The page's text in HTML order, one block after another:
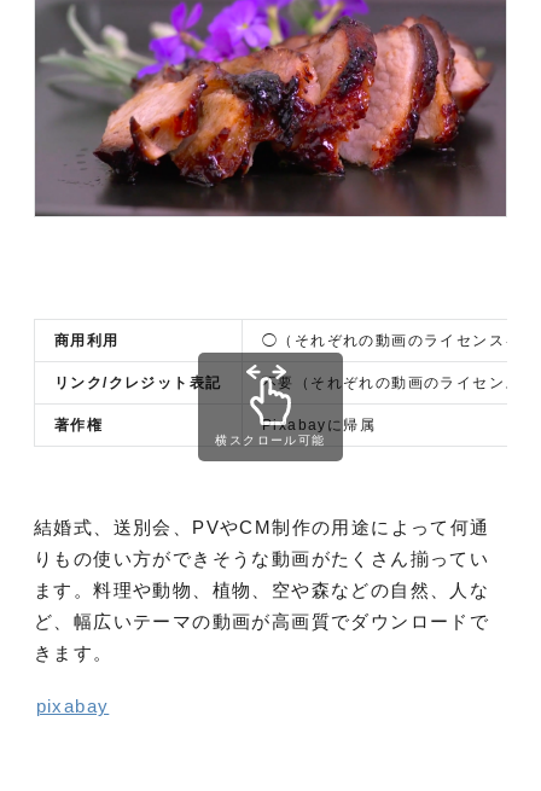
商用利用 ◯（それぞれの動画のライセンスを確
リンク/クレジット表記 不要（それぞれの動画のライセンスを
著作権 Pixabayに帰属
横スクロール可能
結婚式、送別会、PVやCM制作の用途によって何通
りもの使い方ができそうな動画がたくさん揃ってい
ます。料理や動物、植物、空や森などの自然、人な
ど、幅広いテーマの動画が高画質でダウンロードで
きます。
pixabay